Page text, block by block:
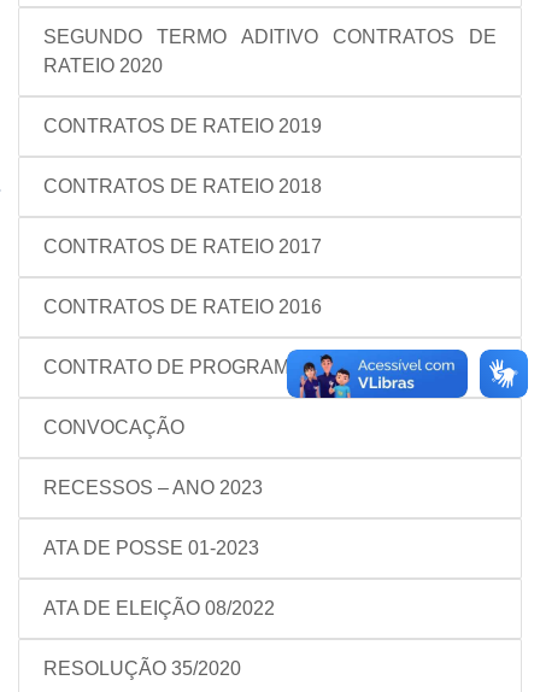
SEGUNDO TERMO ADITIVO CONTRATOS DE
RATEIO 2020
CONTRATOS DE RATEIO 2019
CONTRATOS DE RATEIO 2018
CONTRATOS DE RATEIO 2017
CONTRATOS DE RATEIO 2016
CONTRATO DE PROGRAMA
CONVOCAÇÃO
RECESSOS – ANO 2023
ATA DE POSSE 01-2023
ATA DE ELEIÇÃO 08/2022
RESOLUÇÃO 35/2020